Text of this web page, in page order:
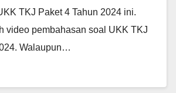
TKJ Paket 4 Tahun 2024 ini.
video pembahasan soal UKK TKJ
Walaupun…